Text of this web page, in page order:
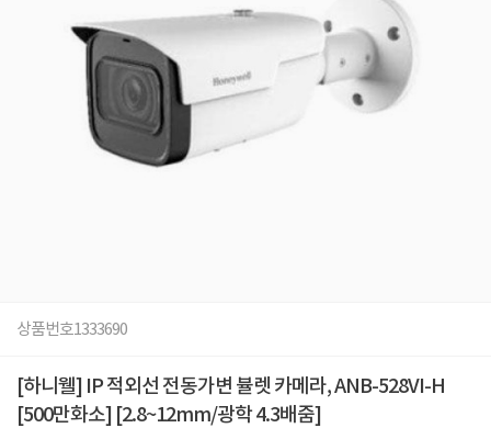
상품번호1333690
[하니웰] IP 적외선 전동가변 뷸렛 카메라, ANB-528VI-H
[500만화소] [2.8~12mm/광학 4.3배줌]